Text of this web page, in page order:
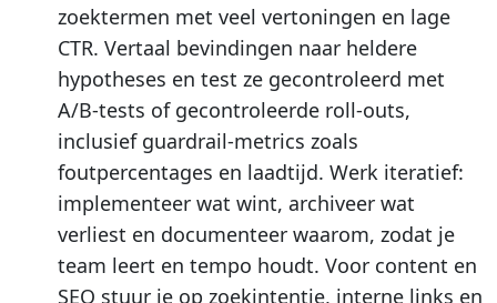
zoektermen met veel vertoningen en lage
CTR. Vertaal bevindingen naar heldere
hypotheses en test ze gecontroleerd met
A/B-tests of gecontroleerde roll-outs,
inclusief guardrail-metrics zoals
foutpercentages en laadtijd. Werk iteratief:
implementeer wat wint, archiveer wat
verliest en documenteer waarom, zodat je
team leert en tempo houdt. Voor content en
SEO stuur je op zoekintentie, interne links en